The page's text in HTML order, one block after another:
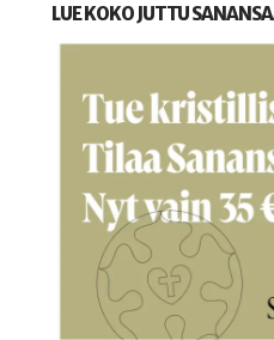
LUE KOKO JUTTU